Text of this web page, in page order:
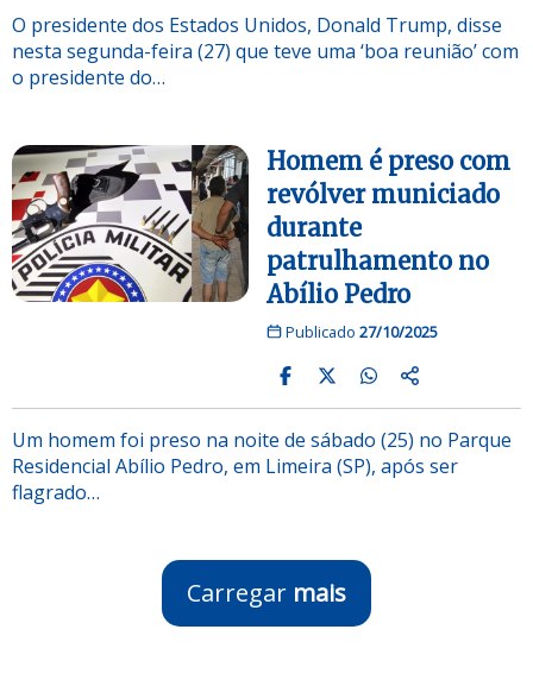
O presidente dos Estados Unidos, Donald Trump, disse
nesta segunda-feira (27) que teve uma ‘boa reunião’ com
o presidente do…
Homem é preso com
revólver municiado
durante
patrulhamento no
Abílio Pedro
Publicado 27/10/2025
Um homem foi preso na noite de sábado (25) no Parque
Residencial Abílio Pedro, em Limeira (SP), após ser
flagrado…
Carregar mais